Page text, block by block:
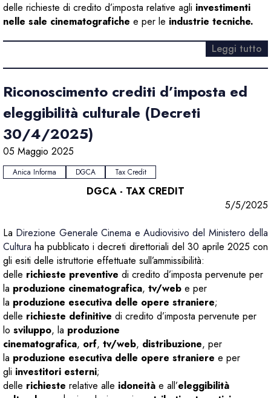
delle richieste di credito d’imposta relative agli investimenti
nelle sale cinematografiche e per le industrie tecniche.
Leggi tutto
Riconoscimento crediti d’imposta ed
eleggibilità culturale (Decreti
30/4/2025)
05 Maggio 2025
Anica Informa DGCA Tax Credit
DGCA - TAX CREDIT
5/5/2025
La Direzione Generale Cinema e Audiovisivo del Ministero della
Cultura ha pubblicato i decreti direttoriali del 30 aprile 2025 con
gli esiti delle istruttorie effettuate sull’ammissibilità:
delle richieste preventive di credito d’imposta pervenute per
la produzione cinematografica, tv/web e per
la produzione esecutiva delle opere straniere;
delle richieste definitive di credito d’imposta pervenute per
lo sviluppo, la produzione
cinematografica, orf, tv/web, distribuzione, per
la produzione esecutiva delle opere straniere e per
gli investitori esterni;
delle richieste relative alle idoneità e all’eleggibilità